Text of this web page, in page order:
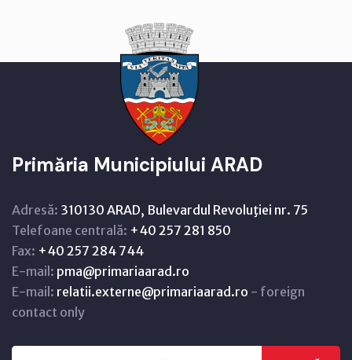
Primăria Municipiului ARAD
Adresă: 310130 ARAD, Bulevardul Revoluţiei nr. 75
Telefoane centrală: +40 257 281 850
Fax: +40 257 284 744
E-mail: pma@primariaarad.ro
E-mail: relatii.externe@primariaarad.ro - foreign
contact only